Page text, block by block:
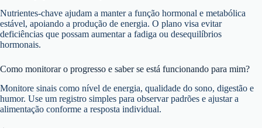
Nutrientes-chave ajudam a manter a função hormonal e metabólica
estável, apoiando a produção de energia. O plano visa evitar
deficiências que possam aumentar a fadiga ou desequilíbrios
hormonais.
Como monitorar o progresso e saber se está funcionando para mim?
Monitore sinais como nível de energia, qualidade do sono, digestão e
humor. Use um registro simples para observar padrões e ajustar a
alimentação conforme a resposta individual.